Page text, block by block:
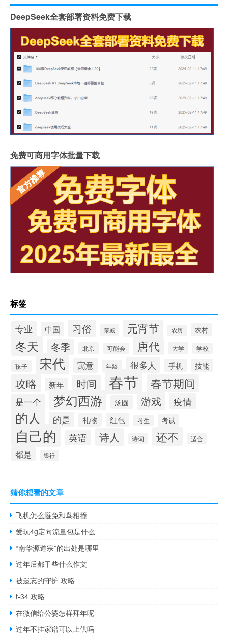
DeepSeek全套部署资料免费下载
免费可商用字体批量下载
标签
专业 中国 习俗 亲戚 元宵节 农历 农村
冬天 冬季 北京 可能会 唐代 大学 学校
孩子 宋代 寓意 年龄 很多人 手机 技能
攻略 新年 时间 春节 春节期间
是一个 梦幻西游 汤圆 游戏 疫情
的人 的是 礼物 红包 考生 考试
自己的 英语 诗人 诗词 还不 适合
都是 银行
猜你想看的文章
飞机怎么避免和鸟相撞
爱玩4g定向流量包是什么
“南华源道宗”的出处是哪里
过年后都干些什么作文
被遗忘的守护 攻略
t-34 攻略
在微信给公婆怎样拜年呢
过年不挂家谱可以上供吗